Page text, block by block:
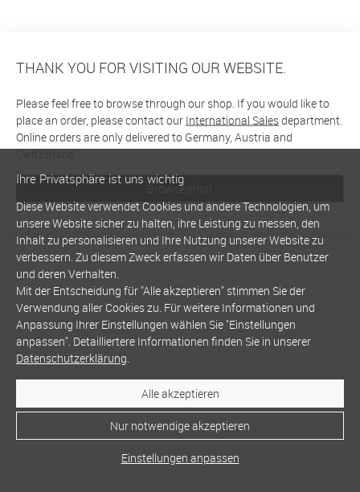
THANK YOU FOR VISITING OUR WEBSITE.
Please feel free to browse through our shop. If you would like to
place an order, please contact our International Salesdepartment.
Online orders are only delivered to Germany, Austria and
Switzerland
Browse shop
Ihre Privatsphäre ist uns wichtig
Diese Website verwendet Cookies und andere Technologien, um
unsere Website sicher zu halten, ihre Leistung zu messen, den
Inhalt zu personalisieren und Ihre Nutzung unserer Website zu
verbessern. Zu diesem Zweck erfassen wir Daten über Benutzer
und deren Verhalten.
Mit der Entscheidung für "Alle akzeptieren" stimmen Sie der
Verwendung aller Cookies zu. Für weitere Informationen und
Anpassung Ihrer Einstellungen wählen Sie "Einstellungen
anpassen". Detailliertere Informationen finden Sie in unserer
Datenschutzerklärung.
Alle akzeptieren
Nur notwendige akzeptieren
Einstellungen anpassen